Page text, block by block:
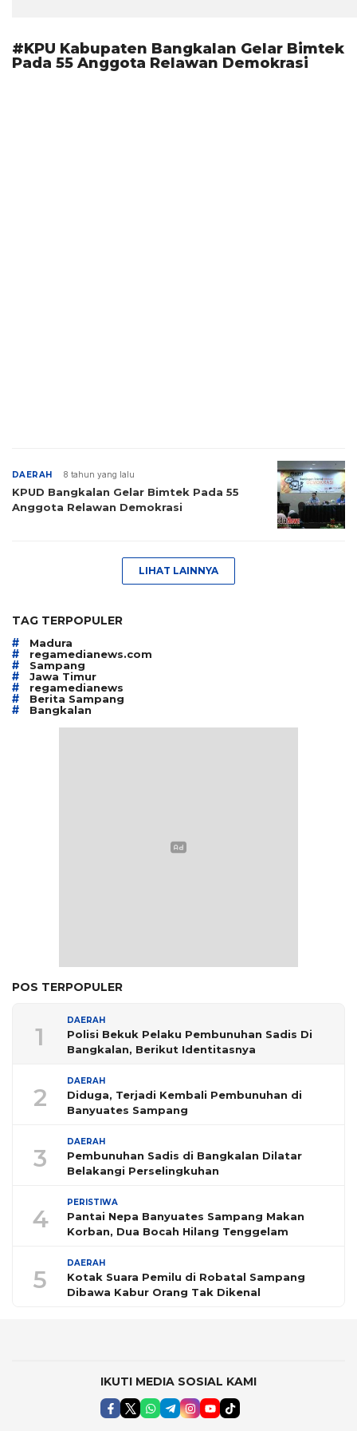
#KPU Kabupaten Bangkalan Gelar Bimtek
Pada 55 Anggota Relawan Demokrasi
DAERAH 8 tahun yang lalu
KPUD Bangkalan Gelar Bimtek Pada 55
Anggota Relawan Demokrasi
LIHAT LAINNYA
TAG TERPOPULER
# Madura
# regamedianews.com
# Sampang
# Jawa Timur
# regamedianews
# Berita Sampang
# Bangkalan
POS TERPOPULER
1
DAERAH
Polisi Bekuk Pelaku Pembunuhan Sadis Di
Bangkalan, Berikut Identitasnya
2
DAERAH
Diduga, Terjadi Kembali Pembunuhan di
Banyuates Sampang
3
DAERAH
Pembunuhan Sadis di Bangkalan Dilatar
Belakangi Perselingkuhan
4
PERISTIWA
Pantai Nepa Banyuates Sampang Makan
Korban, Dua Bocah Hilang Tenggelam
5
DAERAH
Kotak Suara Pemilu di Robatal Sampang
Dibawa Kabur Orang Tak Dikenal
IKUTI MEDIA SOSIAL KAMI